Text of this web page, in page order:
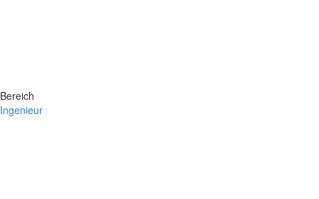
Bereich
Ingenieur